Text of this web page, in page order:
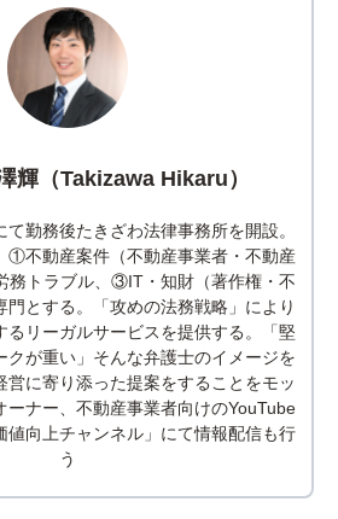
（Takizawa Hikaru）
勤務後たきざわ法律事務所を開設。
①不動産案件（不動産事業者・不動産
務トラブル、③IT・知財（著作権・不
門とする。「攻めの法務戦略」により
るリーガルサービスを提供する。「堅
クが重い」そんな弁護士のイメージを
営に寄り添った提案をすることをモッ
ーナー、不動産事業者向けのYouTube
値向上チャンネル」にて情報配信も行
う